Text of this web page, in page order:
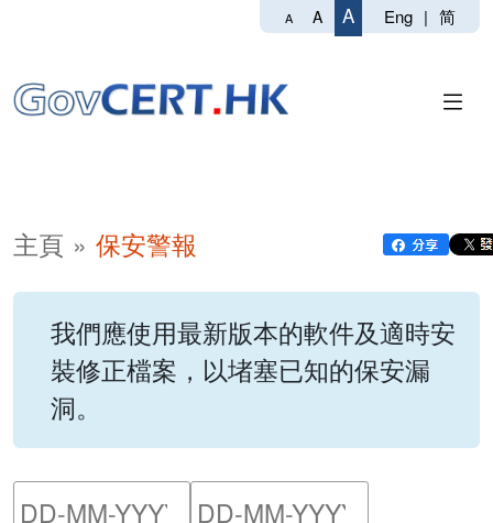
A A A Eng | 简
主頁 保安警報
我們應使用最新版本的軟件及適時安
裝修正檔案，以堵塞已知的保安漏
洞。
請輸入搜尋日期範圍的開